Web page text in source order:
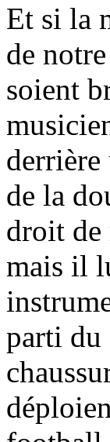
Et si la
de
soient
de la
droit de
mais il
parti du